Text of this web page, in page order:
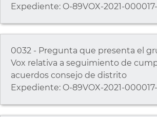
Expediente: O-89VOX-2021-
0032 - Pregunta que presenta el
Vox relativa a seguimiento de
acuerdos consejo de distrito
Expediente: O-89VOX-2021-